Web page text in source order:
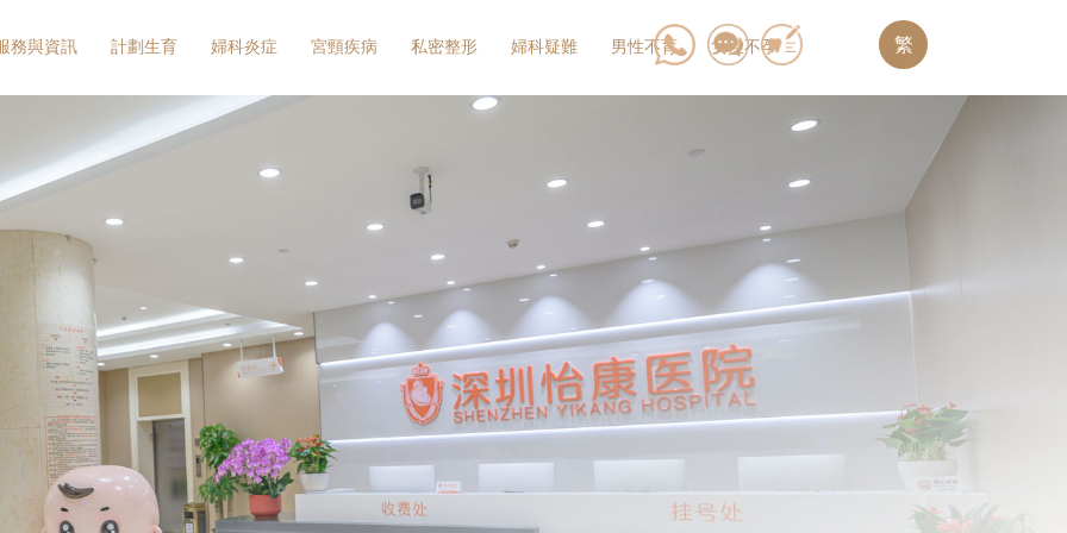
務與資訊 計劃生育 婦科炎症 宮頸疾病 私密整形 婦科疑難 男性不育 女性不孕 繁